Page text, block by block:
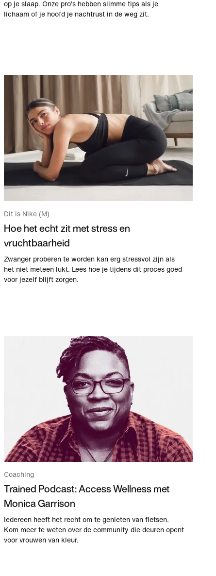
op je slaap. Onze pro's hebben slimme tips als je
lichaam of je hoofd je nachtrust in de weg zit.
Dit is Nike (M)
Hoe het echt zit met stress en
vruchtbaarheid
Zwanger proberen te worden kan erg stressvol zijn als
het niet meteen lukt. Lees hoe je tijdens dit proces goed
voor jezelf blijft zorgen.
Coaching
Trained Podcast: Access Wellness met
Monica Garrison
Iedereen heeft het recht om te genieten van fietsen.
Kom meer te weten over de community die deuren opent
voor vrouwen van kleur.